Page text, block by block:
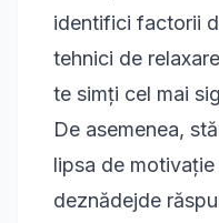
identifici factorii
tehnici de
te simți cel mai
De asemenea,
lipsa de
deznădejde